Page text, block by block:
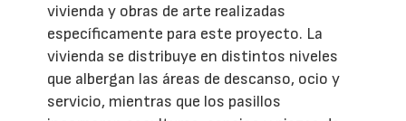
vivienda y obras de arte realizadas
específicamente para este proyecto. La
vivienda se distribuye en distintos niveles
que albergan las áreas de descanso, ocio y
servicio, mientras que los pasillos